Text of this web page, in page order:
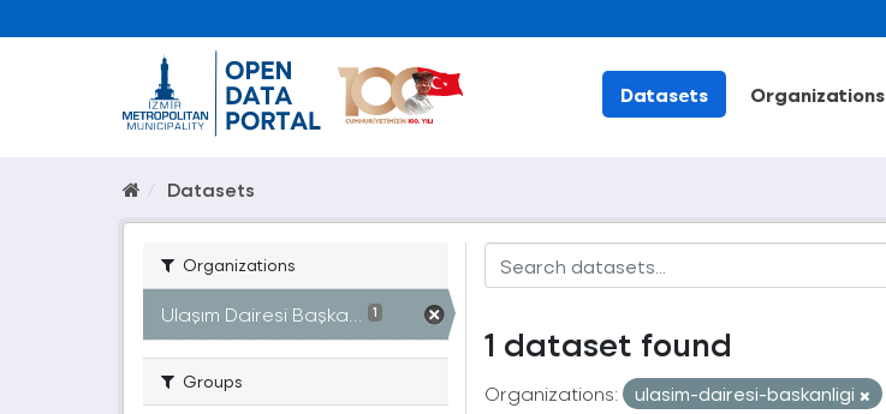
Datasets Organizations
Datasets
Organizations
Ulaşım Dairesi Başka... 1
Groups
1 dataset found
Organizations: ulasim-dairesi-baskanligi